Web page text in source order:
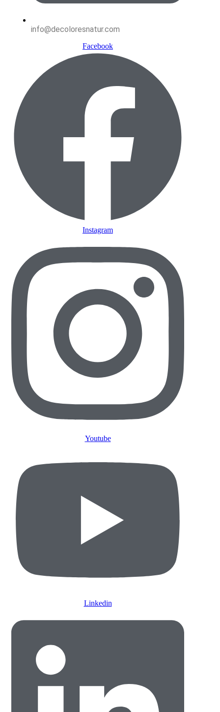
info@decoloresnatur.com
Facebook
Instagram
Youtube
Linkedin